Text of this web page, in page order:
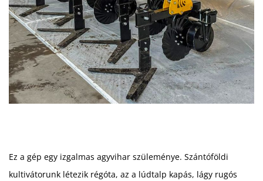
Ez a gép egy izgalmas agyvihar szüleménye. Szántóföldi
kultivátorunk létezik régóta, az a lúdtalp kapás, lágy rugós